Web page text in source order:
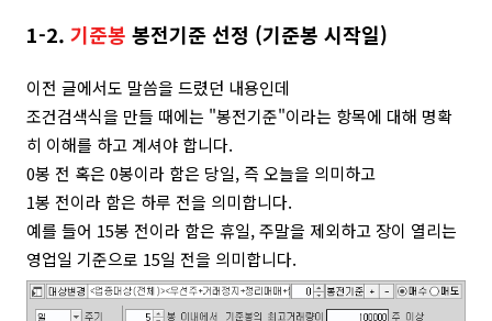
1-2. 기준봉 봉전기준 선정 (기준봉 시작일)
이전 글에서도 말씀을 드렸던 내용인데
조건검색식을 만들 때에는 "봉전기준"이라는 항목에 대해 명확
히 이해를 하고 계셔야 합니다.
0봉 전 혹은 0봉이라 함은 당일, 즉 오늘을 의미하고
1봉 전이라 함은 하루 전을 의미합니다.
예를 들어 15봉 전이라 함은 휴일, 주말을 제외하고 장이 열리는
영업일 기준으로 15일 전을 의미합니다.